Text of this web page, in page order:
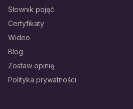
Słownik pojęć
Certyfikaty
Wideo
Blog
Zostaw opinię
Polityka prywatności